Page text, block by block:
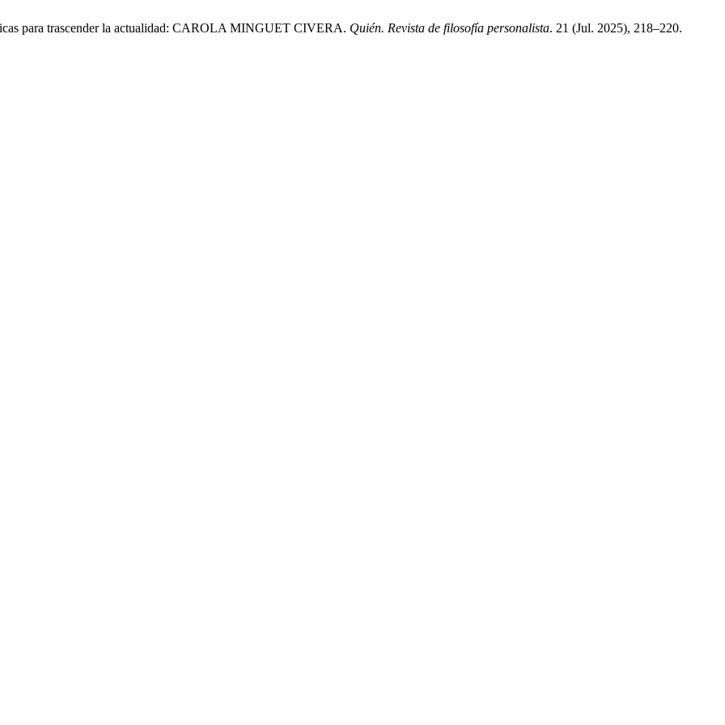
para trascender la actualidad: CAROLA MINGUET CIVERA. Quién. Revista de filosofía personalista. 21 (Jul. 2025), 218–220.